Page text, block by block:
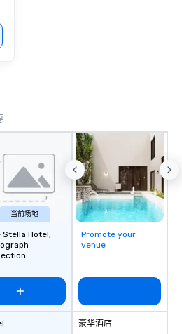
当前场地
Stella Hotel,
Promote your
venue
豪华酒店